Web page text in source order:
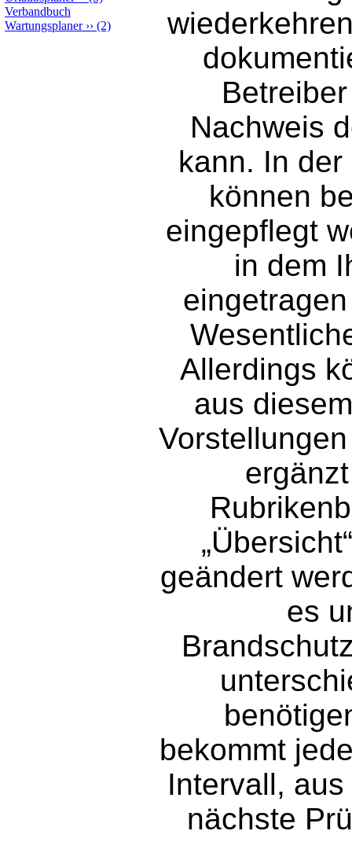
Verbandbuch
Wartungsplaner›› (2)
Nachweis
kann. In
können
eingepflegt
in dem
Allerdings
aus
geändert
es
bekommt
Intervall,
nächste